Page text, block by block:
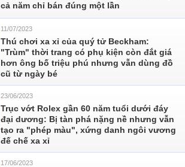
cả năm chỉ bán đúng một lần
11/07/2023
Thú chơi xa xỉ của quý tử Beckham:
"Trùm" thời trang có phụ kiện còn đắt giá
hơn ông bố triệu phú nhưng vẫn dùng đồ
cũ từ ngày bé
23/06/2023
Trục vớt Rolex gần 60 năm tuổi dưới đáy
đại dương: Bị tàn phá nặng nề nhưng vẫn
tạo ra "phép màu", xứng danh ngôi vương
đế chế xa xỉ
17/06/2023